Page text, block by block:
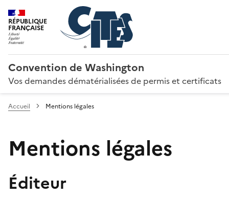
RÉPUBLIQUE
FRANÇAISE
Convention de Washington
Vos demandes dématérialisées de permis et certificats
Accueil Mentions légales
Mentions légales
Éditeur